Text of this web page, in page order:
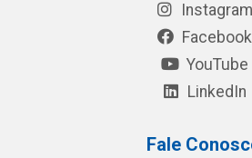
Instagram
Facebook
YouTube
LinkedIn
Fale